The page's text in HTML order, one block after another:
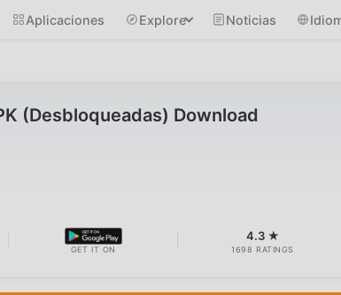
Aplicaciones Explore Noticias
(Desbloqueadas) Download
GET IT ON
4.3 ★
1698 RATINGS